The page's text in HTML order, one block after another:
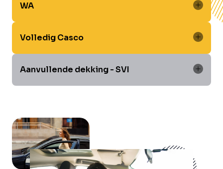
WA
Volledig Casco
Aanvullende dekking - SVI